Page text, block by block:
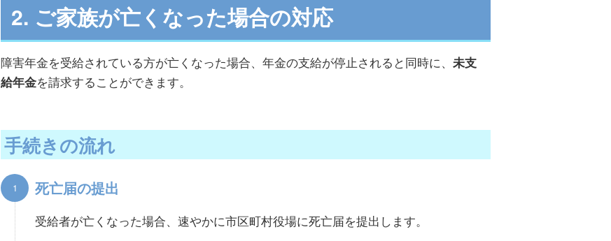
2. ご家族が亡くなった場合の対応
障害年金を受給されている方が亡くなった場合、年金の支給が停止されると同時に、 未支
給年金を請求することができます。
手続きの流れ
死亡届の提出
受給者が亡くなった場合、速やかに市区町村役場に死亡届を提出します。